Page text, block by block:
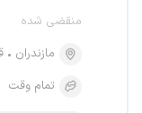
منقضی شده
مازندران
تمام وقت